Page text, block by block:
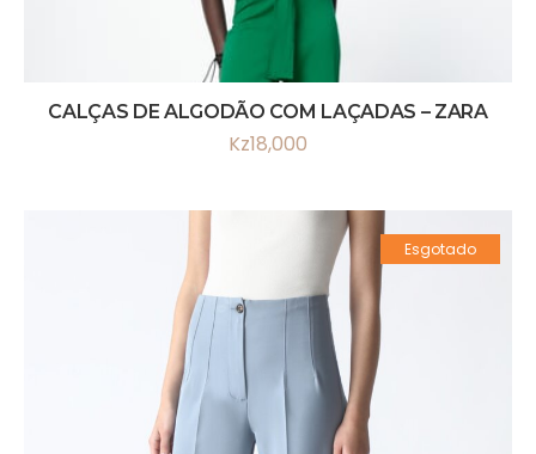
CALÇAS DE ALGODÃO COM LAÇADAS – ZARA
Kz18,000
Esgotado